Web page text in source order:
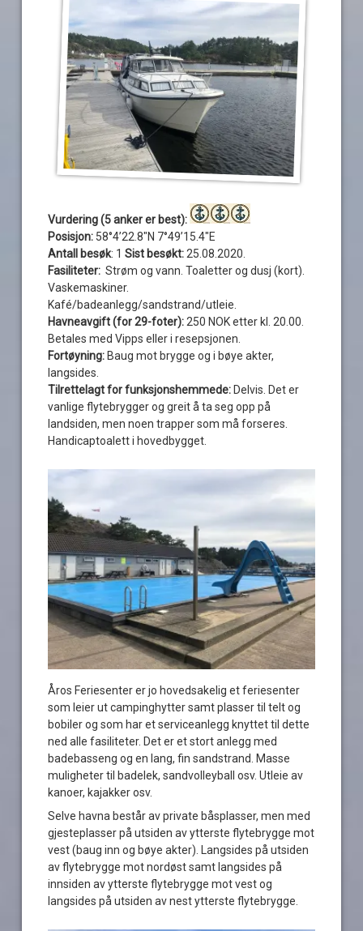
Vurdering (5 anker er best):
Posisjon: 58°4’22.8″N 7°49’15.4″E
Antall besøk: 1Sist besøkt: 25.08.2020.
Fasiliteter: Strøm og vann. Toaletter og dusj (kort).
Vaskemaskiner.
Kafé/badeanlegg/sandstrand/utleie.
Havneavgift (for 29-foter): 250 NOK etter kl. 20.00.
Betales med Vipps eller i resepsjonen.
Fortøyning: Baug mot brygge og i bøye akter,
langsides.
Tilrettelagt for funksjonshemmede: Delvis. Det er
vanlige flytebrygger og greit å ta seg opp på
landsiden, men noen trapper som må forseres.
Handicaptoalett i hovedbygget.
Åros Feriesenter er jo hovedsakelig et feriesenter
som leier ut campinghytter samt plasser til telt og
bobiler og som har et serviceanlegg knyttet til dette
ned alle fasiliteter. Det er et stort anlegg med
badebasseng og en lang, fin sandstrand. Masse
muligheter til badelek, sandvolleyball osv. Utleie av
kanoer, kajakker osv.
Selve havna består av private båsplasser, men med
gjesteplasser på utsiden av ytterste flytebrygge mot
vest (baug inn og bøye akter). Langsides på utsiden
av flytebrygge mot nordøst samt langsides på
innsiden av ytterste flytebrygge mot vest og
langsides på utsiden av nest ytterste flytebrygge.